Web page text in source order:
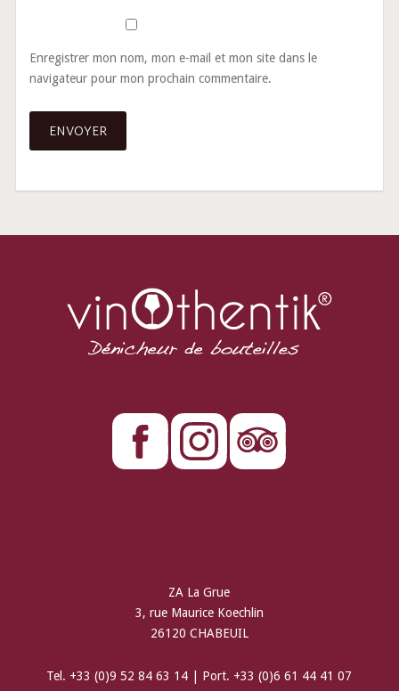
Enregistrer mon nom, mon e-mail et mon site dans le
navigateur pour mon prochain commentaire.
ZA La Grue
3, rue Maurice Koechlin
26120 CHABEUIL
Tel. +33 (0)9 52 84 63 14 | Port. +33 (0)6 61 44 41 07